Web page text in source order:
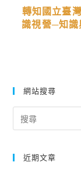
轉知國立臺
識視營─知識
網站搜尋
for:
近期文章